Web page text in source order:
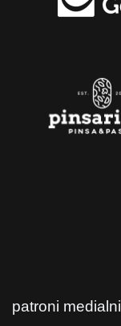
patroni medialni